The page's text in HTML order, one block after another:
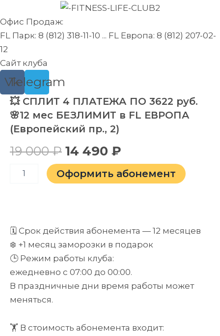
к
содержимому
Офис Продаж:
FL Парк: 8 (812) 318-11-10 ... FL Европа: 8 (812) 207-02-
12
Сайт клуба
Vk
Telegram
💥 СПЛИТ 4 ПЛАТЕЖА ПО 3622 руб.
🌸12 мес БЕЗЛИМИТ в FL ЕВРОПА
(Европейский пр., 2)
19 000₽
Первоначальная
цена
составляла
19
000 ₽.
14 490 ₽
Текущая
490 ₽.
Количество
товара
💥
СПЛИТ
ПЛАТЕЖА
ПО
руб.
в
FL
ЕВРОПА
(Европейский
2)
Оформить абонемент
🗓️ Срок действия абонемента — 12 месяцев
❄️ +1 месяц заморозки в подарок
🕒 Режим работы клуба:
ежедневно с 07:00 до 00:00.
В праздничные дни время работы может
меняться.
🏋️ В стоимость абонемента входит: